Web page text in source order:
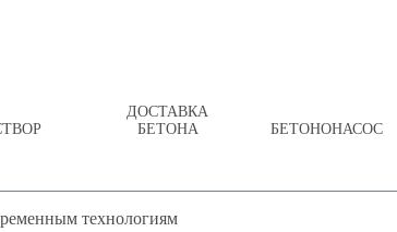
ДОСТАВКА
БЕТОНА
БЕТОНОНАСОС
технологиям